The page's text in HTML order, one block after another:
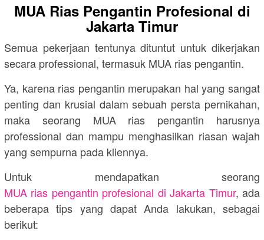
MUA Rias Pengantin Profesional di
Jakarta Timur
Semua pekerjaan tentunya dituntut untuk dikerjakan
secara professional, termasuk MUA rias pengantin.
Ya, karena rias pengantin merupakan hal yang sangat
penting dan krusial dalam sebuah persta pernikahan,
maka seorang MUA rias pengantin harusnya
professional dan mampu menghasilkan riasan wajah
yang sempurna pada kliennya.
Untuk mendapatkan seorang
MUA rias pengantin profesional di Jakarta Timur, ada
beberapa tips yang dapat Anda lakukan, sebagai
berikut: